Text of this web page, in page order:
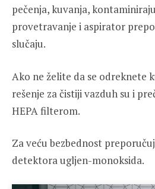
pečenja, kuvanja,
provetravanje i aspirator
slučaju.
Ako ne želite da se odreknete
rešenje za čistiji vazduh su i
HEPA filterom.
Za veću bezbednost
detektora ugljen-monoksida.